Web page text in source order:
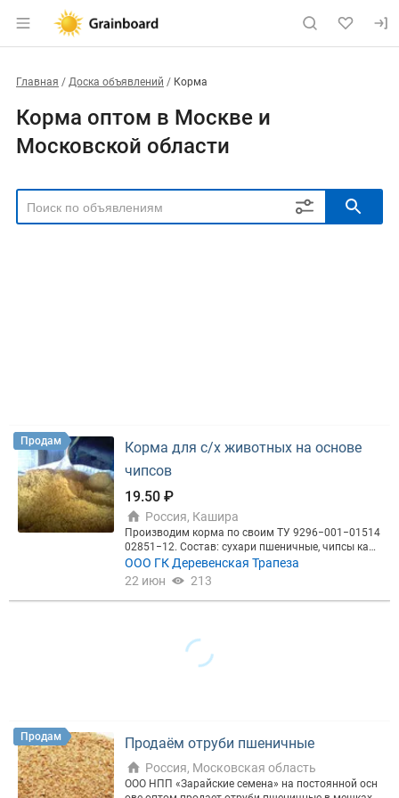
Главная Доска объявлений Корма
Корма оптом в Москве и
Московской области
Цена, ₽
Сбросить
Продам
Корма для с/х животных на основе
чипсов
19.50 ₽
Россия, Кашира
Производим корма по своим ТУ 9296−001−01514
02851−12. Состав: сухари пшеничные, чипсы карт
офельные, кукурузные палочки и крупы. Расфасо
вка в Биг бэгах и мешках по 30 кг
ООО ГК Деревенская Трапеза
22 июн
213
Продам Продаём отруби пшеничные
Россия, Московская область
ООО НПП «Зарайские семена» на постоянной осн